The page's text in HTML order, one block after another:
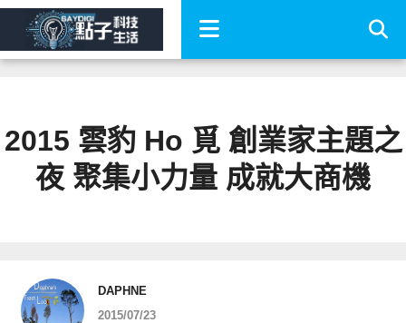
2015 雲豹 Ho 覓 創業家主題之
夜 聚集小力量 成就大商機
DAPHNE
2015/07/23